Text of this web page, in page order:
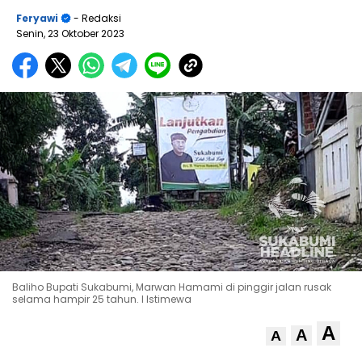
Feryawi
- Redaksi
Senin, 23 Oktober 2023
Baliho Bupati Sukabumi, Marwan Hamami di pinggir jalan rusak
selama hampir 25 tahun. l Istimewa
A A A